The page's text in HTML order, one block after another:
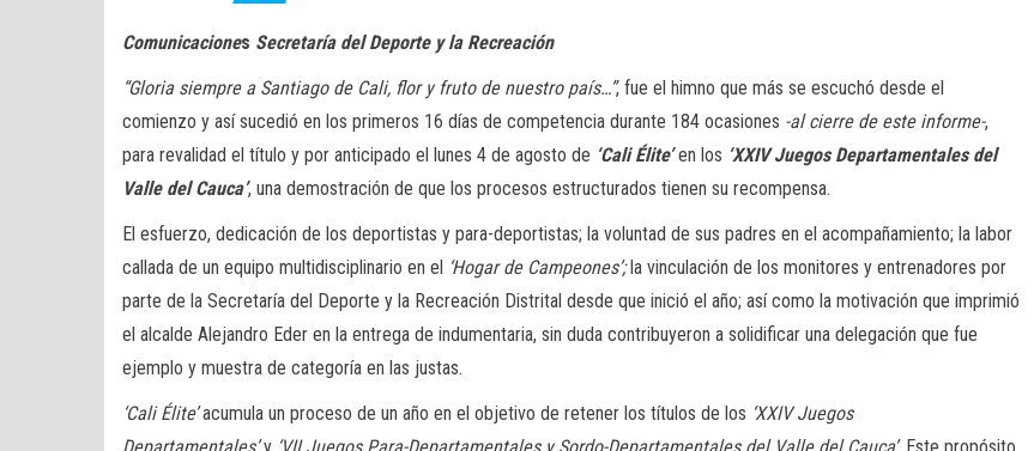
Comunicaciones Secretaría del Deporte y la Recreación
“Gloria siempre a Santiago de Cali, flor y fruto de nuestro país…”, fue el himno que más se escuchó desde el
comienzo y así sucedió en los primeros 16 días de competencia durante 184 ocasiones -al cierre de este informe-,
para revalidad el título y por anticipado el lunes 4 de agosto de ‘Cali Élite’en los ‘XXIV Juegos Departamentales del
Valle del Cauca’, una demostración de que los procesos estructurados tienen su recompensa.
El esfuerzo, dedicación de los deportistas y para-deportistas; la voluntad de sus padres en el acompañamiento; la labor
callada de un equipo multidisciplinario en el ‘Hogar de Campeones’;la vinculación de los monitores y entrenadores por
parte de la Secretaría del Deporte y la Recreación Distrital desde que inició el año; así como la motivación que imprimió
el alcalde Alejandro Eder en la entrega de indumentaria, sin duda contribuyeron a solidificar una delegación que fue
ejemplo y muestra de categoría en las justas.
‘Cali Élite’acumula un proceso de un año en el objetivo de retener los títulos de los ‘XXIV Juegos